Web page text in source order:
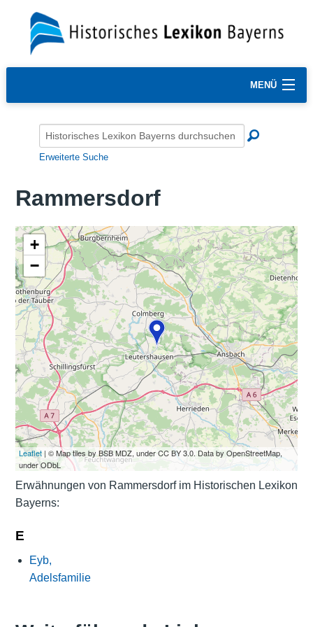
MENÜ
Erweiterte Suche
Rammersdorf
+
−
Leaflet| © Map tiles by BSB MDZ, under CC BY 3.0. Data by OpenStreetMap,
under ODbL
Erwähnungen von Rammersdorf im Historischen Lexikon
Bayerns:
E
Eyb,
Adelsfamilie